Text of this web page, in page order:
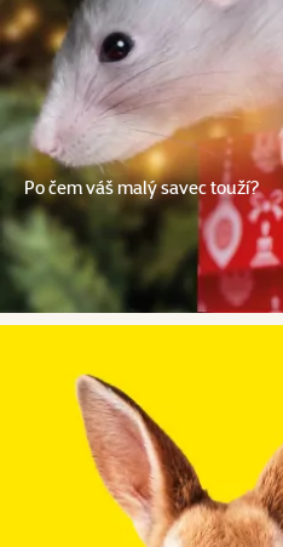
Po čem váš malý savec touží?